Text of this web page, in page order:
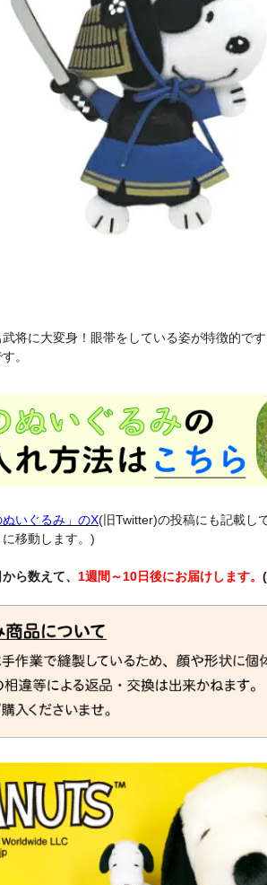
将に大変身！眼帯をしている姿が特徴的で
。
ぬいぐるみ」のX(旧Twitter)の投稿にも記載し
移動します。)
ら数えて、 1週間～10日後にお届けします。